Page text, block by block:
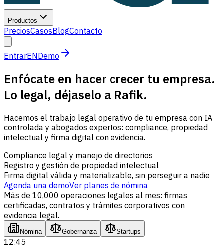
Productos
PreciosCasosBlogContacto
EntrarENDemo
Enfócate en hacer crecer tu empresa.
Lo legal, déjaselo a Rafik.
Hacemos el trabajo legal operativo de tu empresa con IA
controlada y abogados expertos: compliance, propiedad
intelectual y firma digital con evidencia.
Compliance legal y manejo de directorios
Registro y gestión de propiedad intelectual
Firma digital válida y materializable, sin perseguir a nadie
Agenda una demoVer planes de nómina
Más de 10,000 operaciones legales al mes: firmas
certificadas, contratos y trámites corporativos con
evidencia legal.
Nómina Gobernanza Startups
12:45